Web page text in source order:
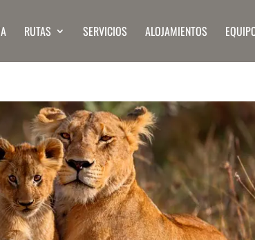
RUTAS SERVICIOS ALOJAMIENTOS